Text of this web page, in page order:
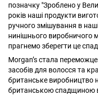
позначку "Зроблено у
років наші продукти
ручного змішування в
нинішнього виробничого
прагнемо зберегти це
Morgan’s стала
засобів для волосся та
британське виробництво
британською спадщиною